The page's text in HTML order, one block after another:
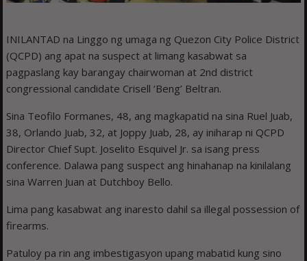
INILANTAD na Linggo ng umaga ng Quezon City Police District
(QCPD) ang apat na suspect at limang kasabwat sa
pagpaslang kay barangay chairwoman at 2nd district
congressional candidate Crisell ‘Beng’ Beltran.
Sina Teofilo Formanes, 48, ang magkapatid na sina Ruel Juab,
38, Orlando Juab, 32, at Joppy Juab, 28, ay iniharap ni QCPD
Director Chief Supt. Joselito Esquivel Jr. sa isang press
conference. Dalawa pang suspect ang hinahanap na kinilalang
sina Warren Juan at Dutchboy Bello.
Lima pang kasabwat ang inaresto dahil sa illegal possession of
firearms.
Patuloy pa rin ang imbestigasyon upang mabatid kung sino